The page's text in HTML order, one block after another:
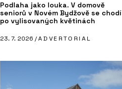
Podlaha jako louka. V domově
seniorů v Novém Bydžově se chodí
po vylisovaných květinách
23. 7. 2026 /ADVERTORIAL